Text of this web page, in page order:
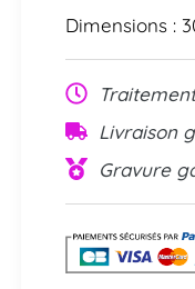
Dimensions :
Livraison
Gravure